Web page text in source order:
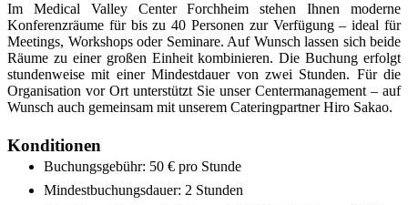
Im Medical Valley Center Forchheim stehen Ihnen moderne
Konferenzräume für bis zu 40 Personen zur Verfügung – ideal für
Meetings, Workshops oder Seminare. Auf Wunsch lassen sich beide
Räume zu einer großen Einheit kombinieren. Die Buchung erfolgt
stundenweise mit einer Mindestdauer von zwei Stunden. Für die
Organisation vor Ort unterstützt Sie unser Centermanagement – auf
Wunsch auch gemeinsam mit unserem Cateringpartner Hiro Sakao.
Konditionen
Buchungsgebühr: 50 € pro Stunde
Mindestbuchungsdauer: 2 Stunden